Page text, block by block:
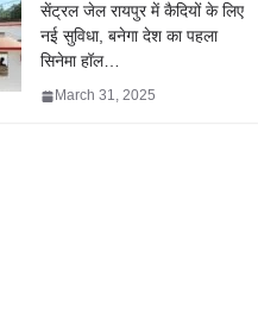
सेंट्रल जेल रायपुर में कैदियों के लिए
नई सुविधा, बनेगा देश का पहला
सिनेमा हॉल…
March 31, 2025